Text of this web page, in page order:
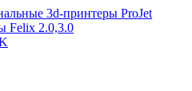
3d-принтеры ProJet
Felix 2.0,3.0